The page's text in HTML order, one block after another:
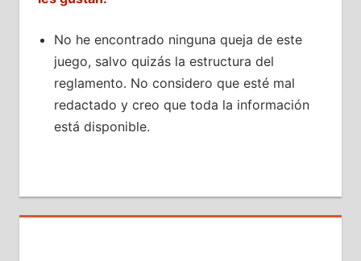
No he encontrado ninguna queja de este
juego, salvo quizás la estructura del
reglamento. No considero que esté mal
redactado y creo que toda la información
está disponible.